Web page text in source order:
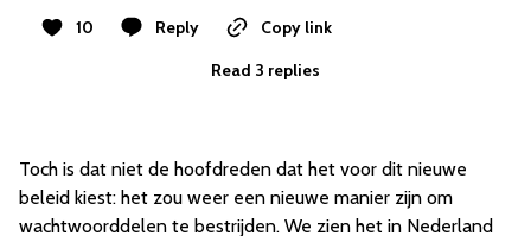
10 Reply
Copy link
Read 3 replies
Toch is dat niet de hoofdreden dat het voor dit nieuwe
beleid kiest: het zou weer een nieuwe manier zijn om
wachtwoorddelen te bestrijden. We zien het in Nederland